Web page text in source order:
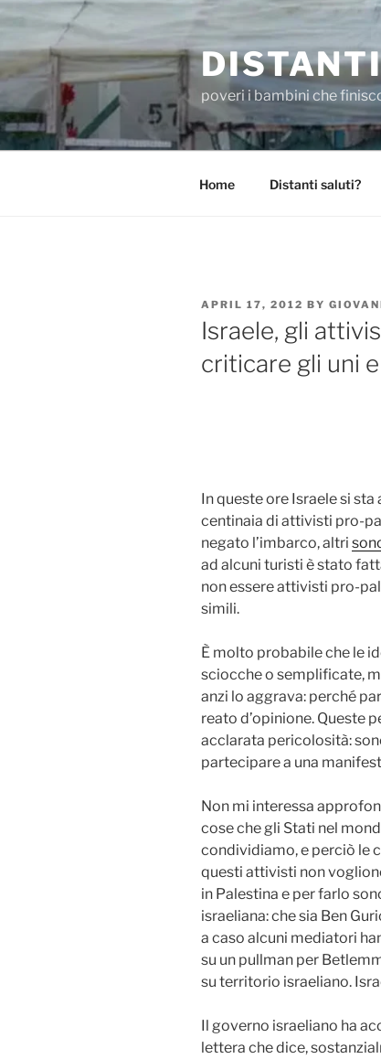
content
poveri i bambini che
Home Distanti saluti?
POSTED
ON
APRIL 17, 2012 BY
Israele, gli
criticare gli uni
In queste ore Israele si
centinaia di attivisti pro-
negato l’imbarco, altri
ad alcuni turisti è stato
non essere attivisti pro-
simili.
È molto probabile che le
sciocche o semplificate,
anzi lo aggrava: perché
reato d’opinione. Queste
acclarata pericolosità:
partecipare a una
Non mi interessa
cose che gli Stati nel
condividiamo, e perciò le
questi attivisti non
in Palestina e per farlo
israeliana: che sia Ben
a caso alcuni mediatori
su un pullman per
su territorio israeliano.
Il governo israeliano ha
lettera che dice,